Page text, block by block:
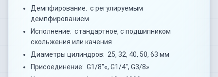
Демпфирование: с регулируемым
демпфированием
Исполнение: стандартное, с подшипником
скольжения или качения
Диаметры цилиндров: 25, 32, 40, 50, 63 мм
Присоединение: G1/8"«, G1/4", G3/8»